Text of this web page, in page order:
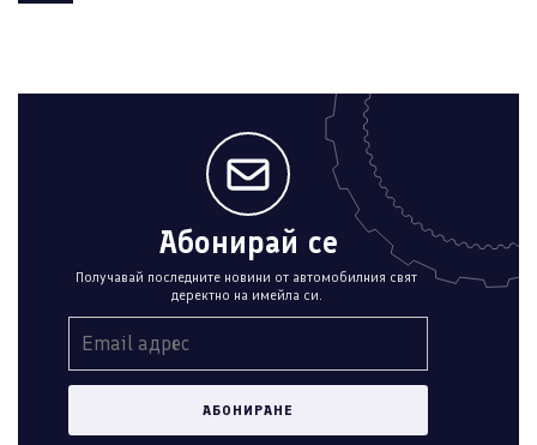
Абонирай се
Получавай последните новини от автомобилния свят
деректно на имейла си.